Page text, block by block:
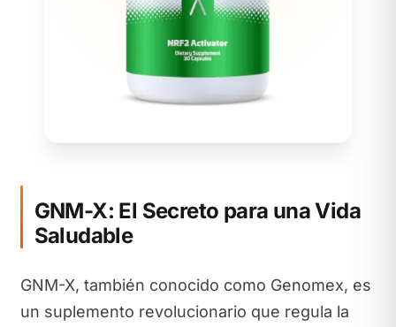
GNM-X: El Secreto para una Vida
Saludable
GNM-X, también conocido como Genomex, es
un suplemento revolucionario que regula la